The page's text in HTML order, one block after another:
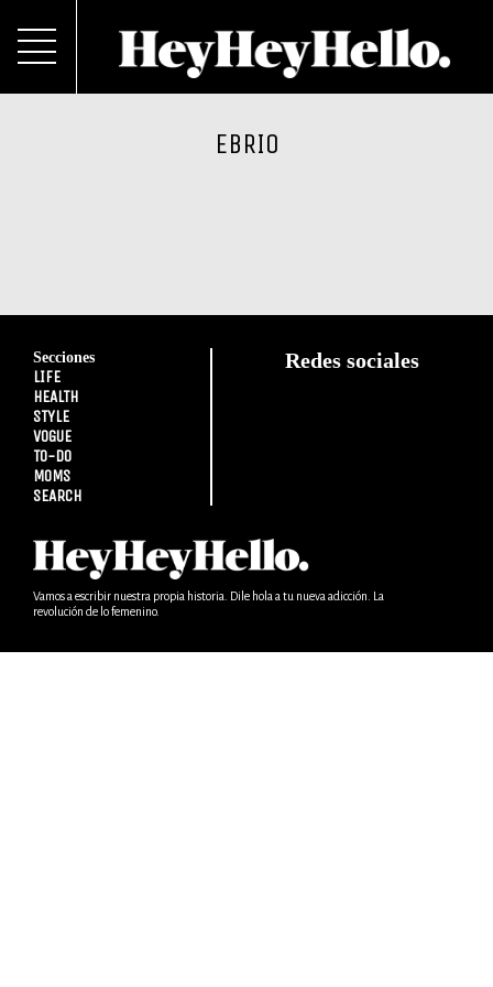
EBRIO
Secciones
LIFE
HEALTH
STYLE
VOGUE
TO-DO
MOMS
SEARCH
Redes sociales
Vamos a escribir nuestra propia historia. Dile hola a tu nueva adicción. La
revolución de lo femenino.